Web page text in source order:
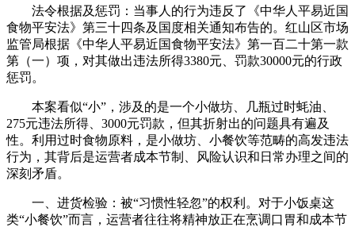
法令根据及惩罚：当事人的行为违反了《中华人平易近国
食物平安法》第三十四条及国度相关通知布告的。红山区市场
监管局根据《中华人平易近国食物平安法》第一百二十第一款
第（一）项，对其做出违法所得3380元、罚款30000元的行政
惩罚。
本案看似“小”，涉及的是一个小做坊、几瓶过时蚝油、
275元违法所得、3000元罚款，但其折射出的问题具有遍及
性。利用过时食物原料，是小做坊、小餐饮等范畴的高发违法
行为，其背后是运营者成本节制、风险认识和日常办理之间的
深刻矛盾。
一、进货检验：被“习惯性轻忽”的权利。对于小饭桌这
类“小餐饮”而言，运营者往往将精神放正在烹调口胃和成本节